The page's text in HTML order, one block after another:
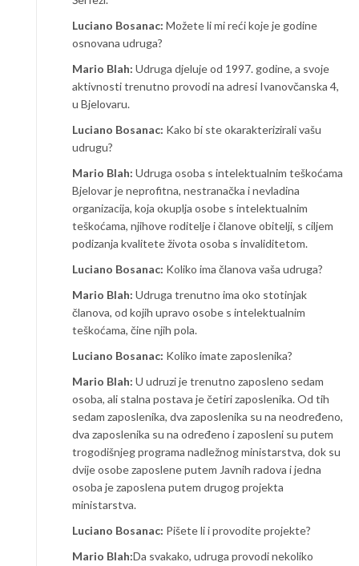
Luciano Bosanac: Možete li mi reći koje je godine
osnovana udruga?
Mario Blah: Udruga djeluje od 1997. godine, a svoje
aktivnosti trenutno provodi na adresi Ivanovčanska 4,
u Bjelovaru.
Luciano Bosanac: Kako bi ste okarakterizirali vašu
udrugu?
Mario Blah: Udruga osoba s intelektualnim teškoćama
Bjelovar je neprofitna, nestranačka i nevladina
organizacija, koja okuplja osobe s intelektualnim
teškoćama, njihove roditelje i članove obitelji, s ciljem
podizanja kvalitete života osoba s invaliditetom.
Luciano Bosanac: Koliko ima članova vaša udruga?
Mario Blah: Udruga trenutno ima oko stotinjak
članova, od kojih upravo osobe s intelektualnim
teškoćama, čine njih pola.
Luciano Bosanac: Koliko imate zaposlenika?
Mario Blah: U udruzi je trenutno zaposleno sedam
osoba, ali stalna postava je četiri zaposlenika. Od tih
sedam zaposlenika, dva zaposlenika su na neodređeno,
dva zaposlenika su na određeno i zaposleni su putem
trogodišnjeg programa nadležnog ministarstva, dok su
dvije osobe zaposlene putem Javnih radova i jedna
osoba je zaposlena putem drugog projekta
ministarstva.
Luciano Bosanac: Pišete li i provodite projekte?
Mario Blah:Da svakako, udruga provodi nekoliko